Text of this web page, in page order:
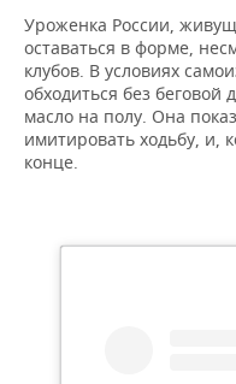
Уроженка России,
оставаться в форме,
клубов. В условиях
обходиться без
масло на полу. Она
имитировать ходьбу, и,
конце.